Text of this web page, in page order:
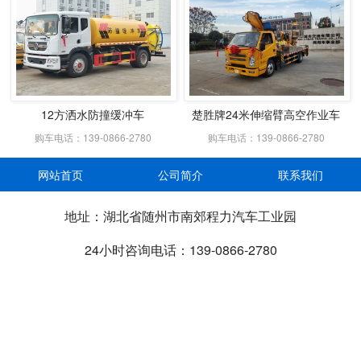
12方洒水防撞缓冲车
购车电话：139-0866-2780
楚胜牌24米伸缩臂高空作业车
购车电话：139-0866-2780
网站首页 公司简介 联系我们
地址：湖北省随州市南郊程力汽车工业园
24小时咨询电话：139-0866-2780